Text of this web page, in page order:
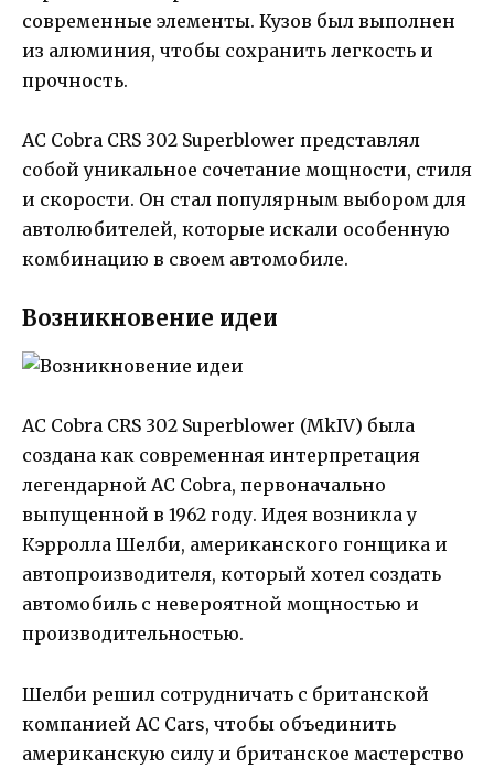
современные элементы. Кузов был выполнен
из алюминия, чтобы сохранить легкость и
прочность.
AC Cobra CRS 302 Superblower представлял
собой уникальное сочетание мощности, стиля
и скорости. Он стал популярным выбором для
автолюбителей, которые искали особенную
комбинацию в своем автомобиле.
Возникновение идеи
AC Cobra CRS 302 Superblower (MkIV) была
создана как современная интерпретация
легендарной AC Cobra, первоначально
выпущенной в 1962 году. Идея возникла у
Кэрролла Шелби, американского гонщика и
автопроизводителя, который хотел создать
автомобиль с невероятной мощностью и
производительностью.
Шелби решил сотрудничать с британской
компанией AC Cars, чтобы объединить
американскую силу и британское мастерство